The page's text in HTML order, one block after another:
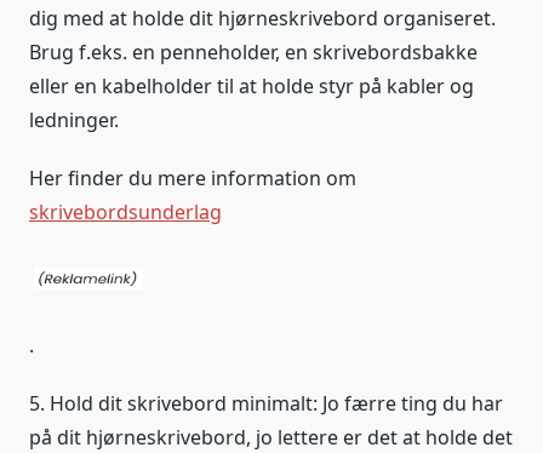
dig med at holde dit hjørneskrivebord organiseret.
Brug f.eks. en penneholder, en skrivebordsbakke
eller en kabelholder til at holde styr på kabler og
ledninger.
Her finder du mere information om
skrivebordsunderlag
.
5. Hold dit skrivebord minimalt: Jo færre ting du har
på dit hjørneskrivebord, jo lettere er det at holde det